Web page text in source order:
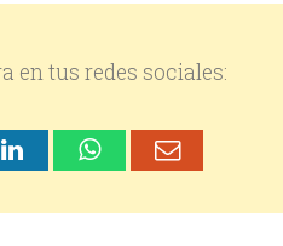
en tus redes sociales: